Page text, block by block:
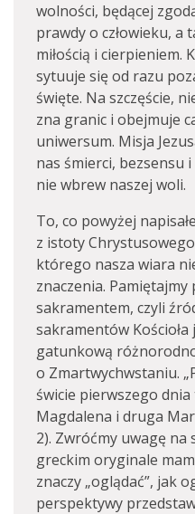
wolności, będącej
prawdy o człowieku, a
miłością i cierpieniem.
sytuuje się od razu
święte. Na szczęście,
zna granic i obejmuje
uniwersum. Misja
nas śmierci, bezsensu
nie wbrew naszej woli.
To, co powyżej
z istoty
którego nasza wiara
znaczenia.
sakramentem, czyli
sakramentów Kościoła
gatunkową
o Zmartwychwstaniu.
świcie pierwszego
Magdalena i druga
2). Zwróćmy uwagę na
greckim oryginale
znaczy „oglądać”, jak
perspektywy